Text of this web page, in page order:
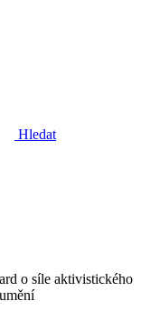
Hledat
o síle aktivistického